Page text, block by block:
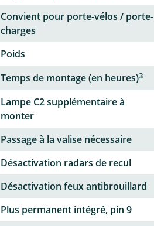
Convient pour porte-vélos / porte-
charges
Poids
Temps de montage (en heures)3
Lampe C2 supplémentaire à
monter
Passage à la valise nécessaire
Désactivation radars de recul
Désactivation feux antibrouillard
Plus permanent intégré, pin 9